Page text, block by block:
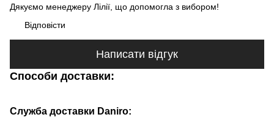
Дякуємо менеджеру Лілії, що допомогла з вибором!
Відповісти
Написати відгук
Способи доставки:
Служба доставки Daniro: